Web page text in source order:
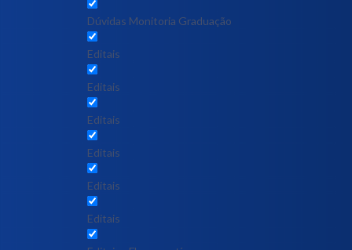
Dúvidas Monitoria Graduação
Editais
Editais
Editais
Editais
Editais
Editais